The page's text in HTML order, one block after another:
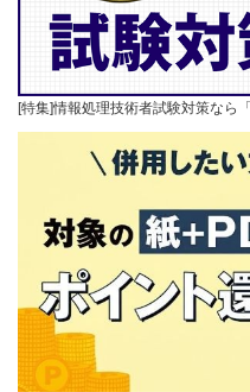
[特集]情報処理技術者試験対策なら